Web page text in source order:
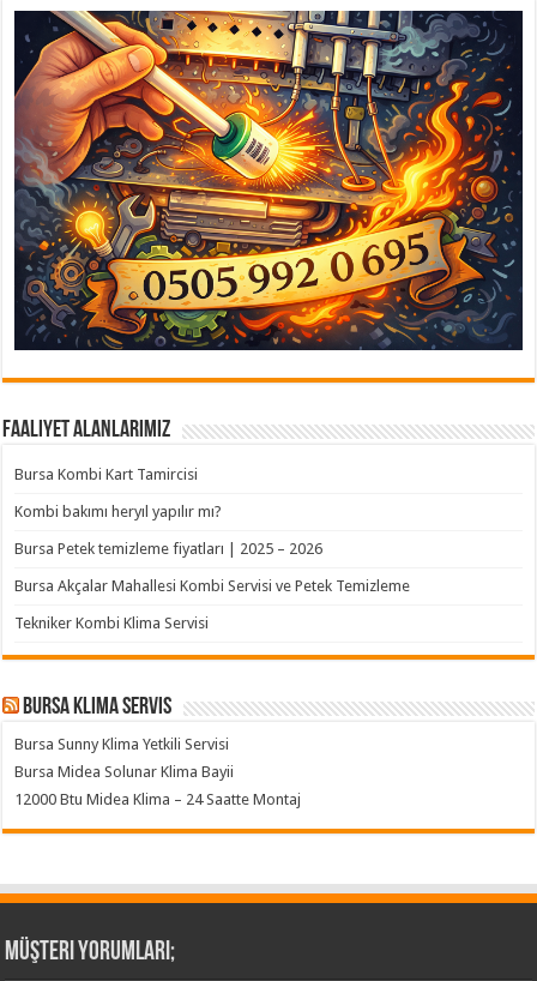
Faaliyet Alanlarımız
Bursa Kombi Kart Tamircisi
Kombi bakımı heryıl yapılır mı?
Bursa Petek temizleme fiyatları | 2025 – 2026
Bursa Akçalar Mahallesi Kombi Servisi ve Petek Temizleme
Tekniker Kombi Klima Servisi
Bursa klima servis
Bursa Sunny Klima Yetkili Servisi
Bursa Midea Solunar Klima Bayii
12000 Btu Midea Klima – 24 Saatte Montaj
Müşteri Yorumları;